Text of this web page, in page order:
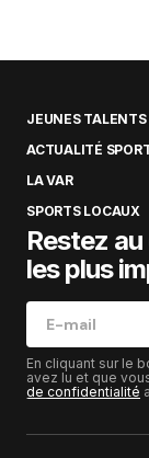
JEUNES TALENTS
ACTUALITÉ
LA VAR
SPORTS LOCAUX
Restez
les plus
En cliquant sur le
avez lu et que
de confidentialité